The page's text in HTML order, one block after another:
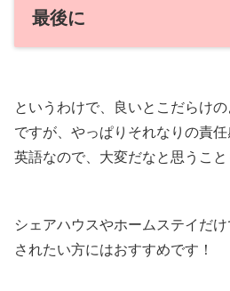
最後に
というわけで、良いとこだらけ
ですが、やっぱりそれなりの責
英語なので、大変だなと思うこと
シェアハウスやホームステイだ
されたい方にはおすすめです！